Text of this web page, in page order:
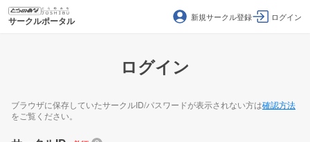
サークルポータル 新規サークル登録 ログイン
ログイン
ブラウザに保存していたサークルID/パスワードが表示されない方は確認方法
をご覧ください。